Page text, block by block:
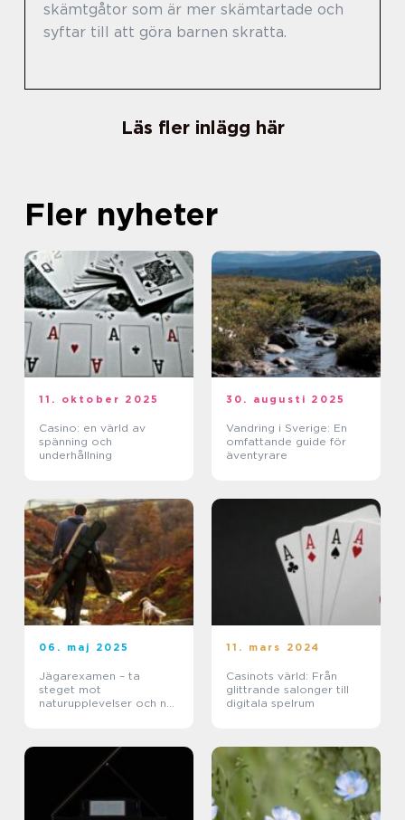
skämtgåtor som är mer skämtartade och
syftar till att göra barnen skratta.
Läs fler inlägg här
Fler nyheter
11. oktober 2025
Casino: en värld av
spänning och
underhållning
30. augusti 2025
Vandring i Sverige: En
omfattande guide för
äventyrare
06. maj 2025
Jägarexamen – ta
steget mot
naturupplevelser och ny
11. mars 2024
Casinots värld: Från
glittrande salonger till
digitala spelrum